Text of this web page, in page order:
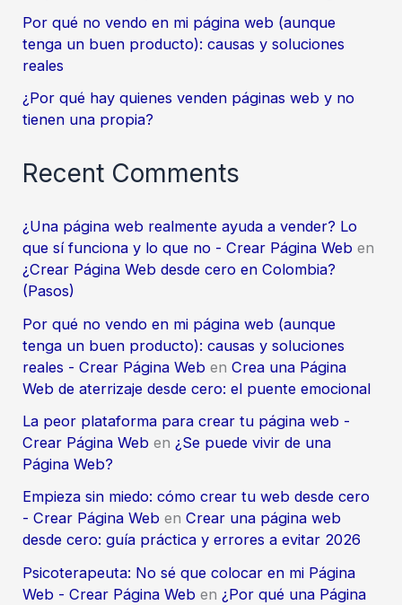
Por qué no vendo en mi página web (aunque
tenga un buen producto): causas y soluciones
reales
¿Por qué hay quienes venden páginas web y no
tienen una propia?
Recent Comments
¿Una página web realmente ayuda a vender? Lo
que sí funciona y lo que no - Crear Página Web en
¿Crear Página Web desde cero en Colombia?
(Pasos)
Por qué no vendo en mi página web (aunque
tenga un buen producto): causas y soluciones
reales - Crear Página Web enCrea una Página
Web de aterrizaje desde cero: el puente emocional
La peor plataforma para crear tu página web -
Crear Página Web en ¿Se puede vivir de una
Página Web?
Empieza sin miedo: cómo crear tu web desde cero
- Crear Página Web enCrear una página web
desde cero: guía práctica y errores a evitar 2026
Psicoterapeuta: No sé que colocar en mi Página
Web - Crear Página Web en ¿Por qué una Página